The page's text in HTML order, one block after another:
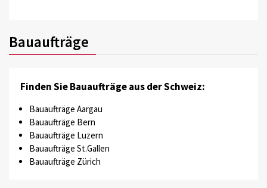
Bauaufträge
Finden Sie Bauaufträge aus der Schweiz:
Bauaufträge Aargau
Bauaufträge Bern
Bauaufträge Luzern
Bauaufträge St.Gallen
Bauaufträge Zürich